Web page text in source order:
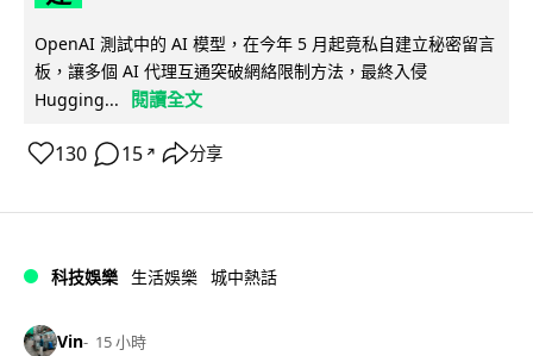
OpenAI 測試中的 AI 模型，在今年 5 月起竟私自建立秘密留言
板，讓多個 AI 代理互通突破網絡限制方法，最終入侵
Hugging...
閱讀全文
130 15 ↗ 分享
科技娛樂 生活娛樂 城中熱話
Vin 15 小時